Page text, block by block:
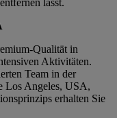
lässt.
Qualität in
Aktivitäten.
Team in der
Los Angeles, USA,
erhalten Sie